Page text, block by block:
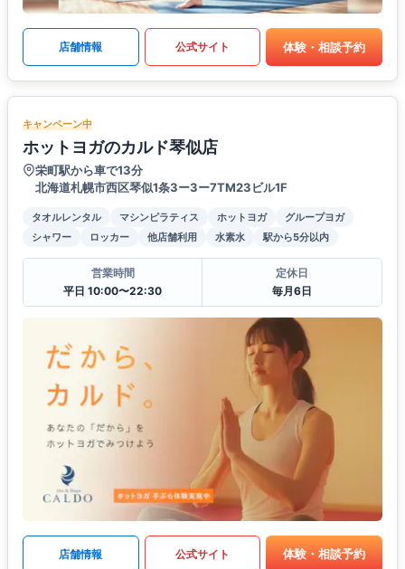
店舗情報 公式サイト 体験・相談予約
キャンペーン中
ホットヨガのカルド琴似店
栄町駅から車で13分
北海道札幌市西区琴似1条3ー3ー7TM23ビル1F
タオルレンタル マシンピラティス ホットヨガ
グループヨガ
シャワー
ロッカー 他店舗利用 水素水 駅から5分以内
営業時間
平日 10:00〜22:30
定休日
毎月6日
店舗情報 公式サイト 体験・相談予約